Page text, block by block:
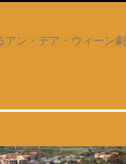
アン・デア・ウィーン劇